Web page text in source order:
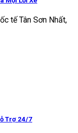
tế Tân Sơn Nhất,
Trợ 24/7